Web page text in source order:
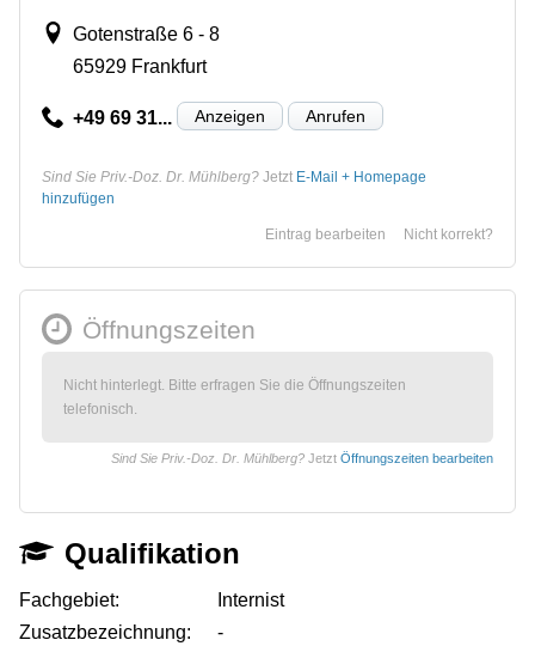
Gotenstraße 6 - 8
65929 Frankfurt
+49 69 31... Anzeigen Anrufen
Sind Sie Priv.-Doz. Dr. Mühlberg? Jetzt E-Mail + Homepage
hinzufügen
Nicht korrekt?
Eintrag bearbeiten
Öffnungszeiten
Nicht hinterlegt. Bitte erfragen Sie die Öffnungszeiten
telefonisch.
Sind Sie Priv.-Doz. Dr. Mühlberg? Jetzt Öffnungszeiten bearbeiten
Qualifikation
Fachgebiet:
Internist
Zusatzbezeichnung:
-